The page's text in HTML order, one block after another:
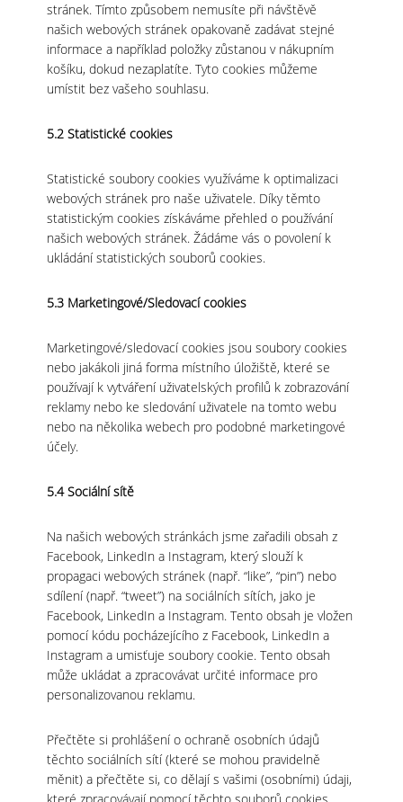
stránek. Tímto způsobem nemusíte při návštěvě
našich webových stránek opakovaně zadávat stejné
informace a například položky zůstanou v nákupním
košíku, dokud nezaplatíte. Tyto cookies můžeme
umístit bez vašeho souhlasu.
5.2 Statistické cookies
Statistické soubory cookies využíváme k optimalizaci
webových stránek pro naše uživatele. Díky těmto
statistickým cookies získáváme přehled o používání
našich webových stránek. Žádáme vás o povolení k
ukládání statistických souborů cookies.
5.3 Marketingové/Sledovací cookies
Marketingové/sledovací cookies jsou soubory cookies
nebo jakákoli jiná forma místního úložiště, které se
používají k vytváření uživatelských profilů k zobrazování
reklamy nebo ke sledování uživatele na tomto webu
nebo na několika webech pro podobné marketingové
účely.
5.4 Sociální sítě
Na našich webových stránkách jsme zařadili obsah z
Facebook, LinkedIn a Instagram, který slouží k
propagaci webových stránek (např. “like”, “pin”) nebo
sdílení (např. “tweet”) na sociálních sítích, jako je
Facebook, LinkedIn a Instagram. Tento obsah je vložen
pomocí kódu pocházejícího z Facebook, LinkedIn a
Instagram a umisťuje soubory cookie. Tento obsah
může ukládat a zpracovávat určité informace pro
personalizovanou reklamu.
Přečtěte si prohlášení o ochraně osobních údajů
těchto sociálních sítí (které se mohou pravidelně
měnit) a přečtěte si, co dělají s vašimi (osobními) údaji,